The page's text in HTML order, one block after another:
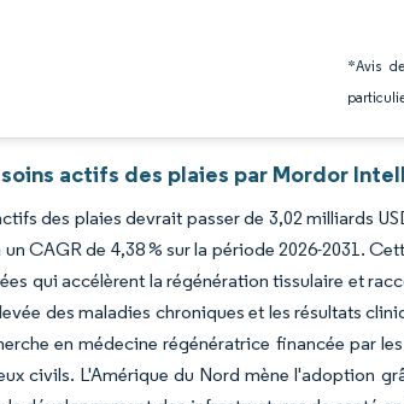
*Avis
actifs des plaies par Mordor
des plaies devrait passer de 3,02 milliards
CAGR de 4,38 % sur la période 2026-2031.
qui accélèrent la régénération tissulaire et
des maladies chroniques et les résultats
en médecine régénératrice financée par
civils. L'Amérique du Nord mène l'adoption